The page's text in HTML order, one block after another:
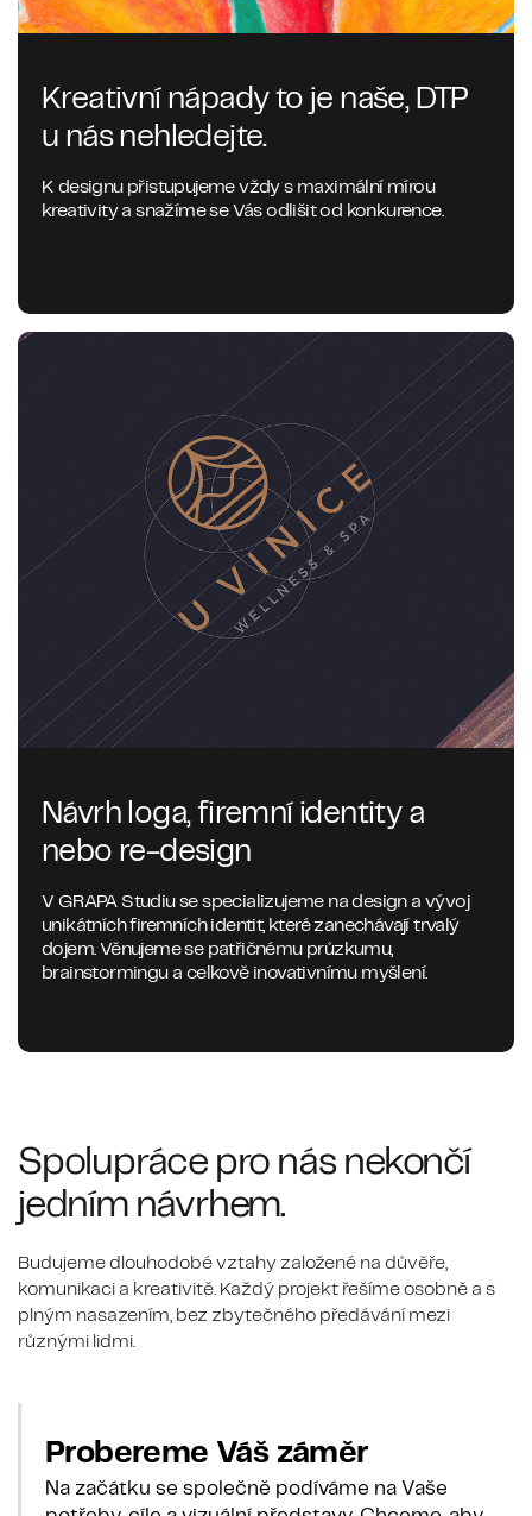
Kreativní nápady to je naše, DTP
u nás nehledejte.
K designu přistupujeme vždy s maximální mírou
kreativity a snažíme se Vás odlišit od konkurence.
Návrh loga, firemní identity a
nebo re-design
V GRAPA Studiu se specializujeme na design a vývoj
unikátních firemních identit, které zanechávají trvalý
dojem. Věnujeme se patřičnému průzkumu,
brainstormingu a celkově inovativnímu myšlení.
Spolupráce pro nás nekončí
jedním návrhem.
Budujeme dlouhodobé vztahy založené na důvěře,
komunikaci a kreativitě. Každý projekt řešíme osobně a s
plným nasazením, bez zbytečného předávání mezi
různými lidmi.
Probereme Váš záměr
Na začátku se společně podíváme na Vaše